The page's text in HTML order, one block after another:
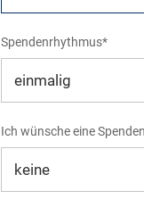
Spendenrhythmus*
Ich wünsche eine